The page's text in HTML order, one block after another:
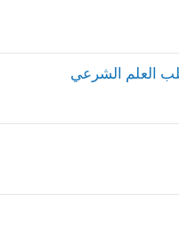
العلم الشرعي